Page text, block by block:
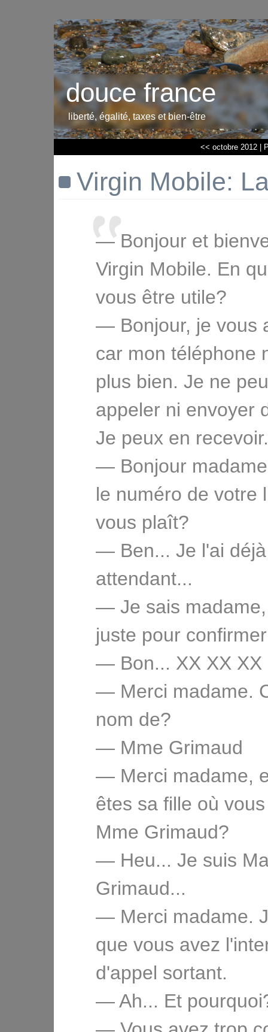
douce france
liberté, égalité, taxes et bien-être
<< octobre 2012
Virgin Mobile:
— Bonjour et
Virgin Mobile. En
vous être utile?
— Bonjour, je vous
car mon téléphone
plus bien. Je ne
appeler ni envoyer
Je peux en
— Bonjour
le numéro de votre
vous plaît?
— Ben... Je l'ai
attendant...
— Je sais
juste pour confirmer
— Bon... XX XX XX
— Merci madame.
nom de?
— Mme Grimaud
— Merci madame,
êtes sa fille où
Mme Grimaud?
— Heu... Je suis
Grimaud...
— Merci madame.
que vous avez
d'appel sortant.
— Ah... Et